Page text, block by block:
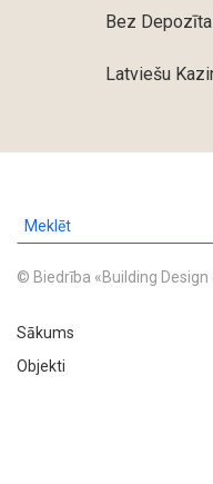
Bez
Latviešu
© Biedrība «Building
Sākums
Objekti